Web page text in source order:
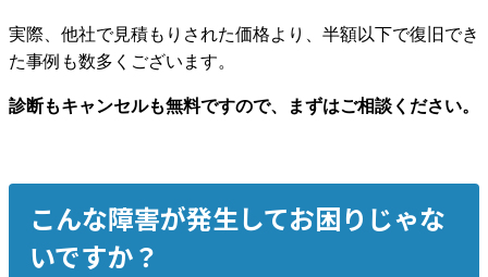
実際、他社で見積もりされた価格より、半額以下で復旧でき
た事例も数多くございます。
診断もキャンセルも無料ですので、まずはご相談ください。
こんな障害が発生してお困りじゃな
いですか？